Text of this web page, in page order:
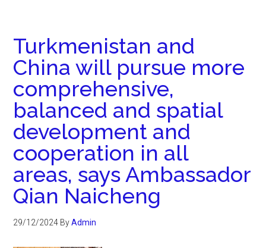
Turkmenistan and
China will pursue more
comprehensive,
balanced and spatial
development and
cooperation in all
areas, says Ambassador
Qian Naicheng
29/12/2024 ByAdmin